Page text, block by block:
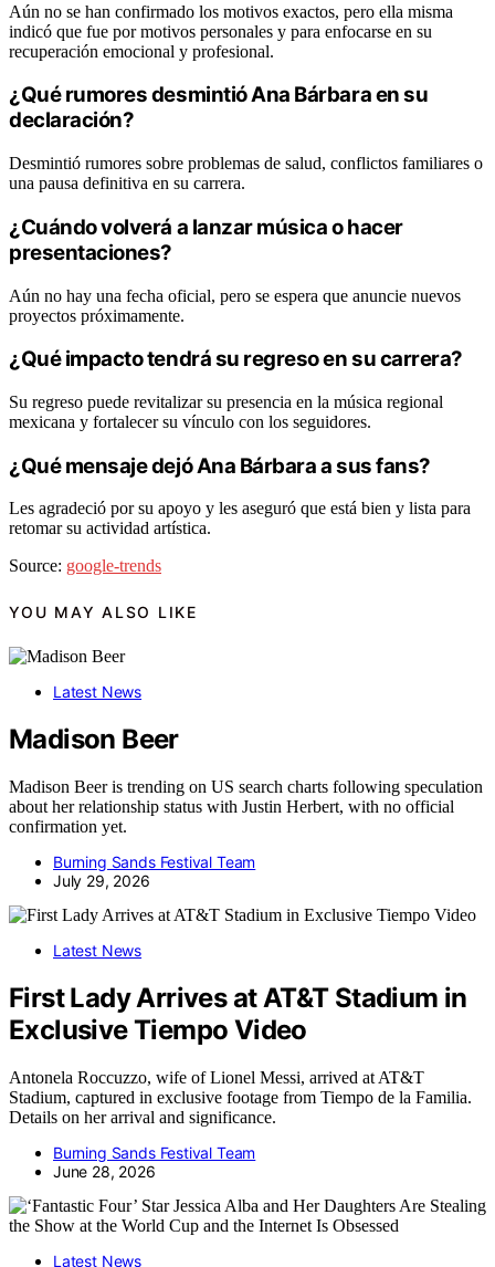
Aún no se han confirmado los motivos exactos, pero ella misma
indicó que fue por motivos personales y para enfocarse en su
recuperación emocional y profesional.
¿Qué rumores desmintió Ana Bárbara en su
declaración?
Desmintió rumores sobre problemas de salud, conflictos familiares o
una pausa definitiva en su carrera.
¿Cuándo volverá a lanzar música o hacer
presentaciones?
Aún no hay una fecha oficial, pero se espera que anuncie nuevos
proyectos próximamente.
¿Qué impacto tendrá su regreso en su carrera?
Su regreso puede revitalizar su presencia en la música regional
mexicana y fortalecer su vínculo con los seguidores.
¿Qué mensaje dejó Ana Bárbara a sus fans?
Les agradeció por su apoyo y les aseguró que está bien y lista para
retomar su actividad artística.
Source: google-trends
YOU MAY ALSO LIKE
Latest News
Madison Beer
Madison Beer is trending on US search charts following speculation
about her relationship status with Justin Herbert, with no official
confirmation yet.
Burning Sands Festival Team
July 29, 2026
Latest News
First Lady Arrives at AT&T Stadium in
Exclusive Tiempo Video
Antonela Roccuzzo, wife of Lionel Messi, arrived at AT&T
Stadium, captured in exclusive footage from Tiempo de la Familia.
Details on her arrival and significance.
Burning Sands Festival Team
June 28, 2026
Latest News